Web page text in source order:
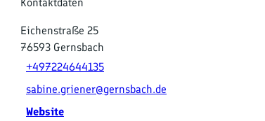
Eichenstraße 25
76593 Gernsbach
+497224644135
sabine.griener@gernsbach.de
Website